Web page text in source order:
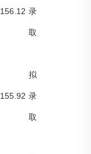
156.12 录
取
155.92
拟
录
取